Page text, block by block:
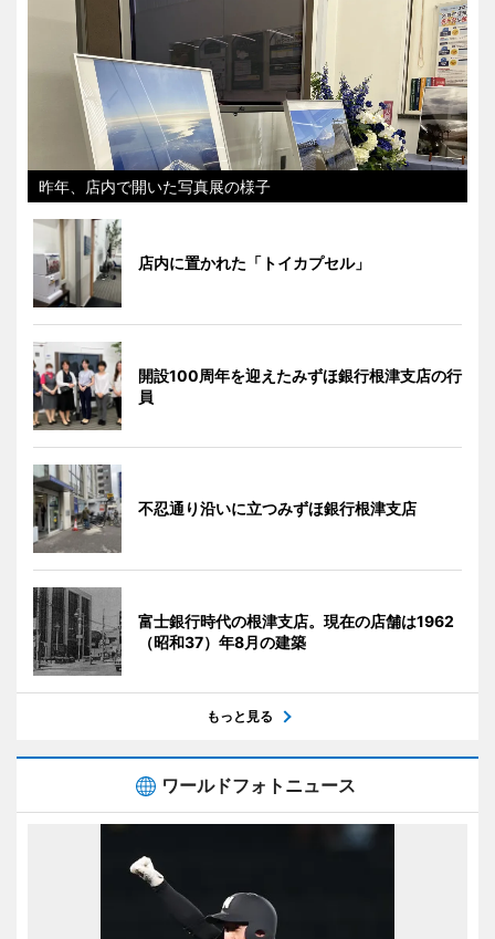
昨年、店内で開いた写真展の様子
店内に置かれた「トイカプセル」
開設100周年を迎えたみずほ銀行根津支店の行
員
不忍通り沿いに立つみずほ銀行根津支店
富士銀行時代の根津支店。現在の店舗は1962
（昭和37）年8月の建築
もっと見る
ワールドフォトニュース